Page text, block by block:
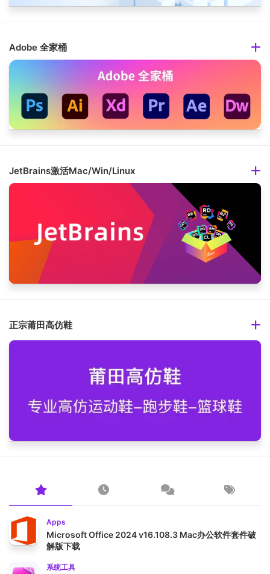
Adobe 全家桶
JetBrains激活Mac/Win/Linux
正宗莆田高仿鞋
Apps
Microsoft Office 2024 v16.108.3 Mac办公软件套件破
解版下载
系统工具